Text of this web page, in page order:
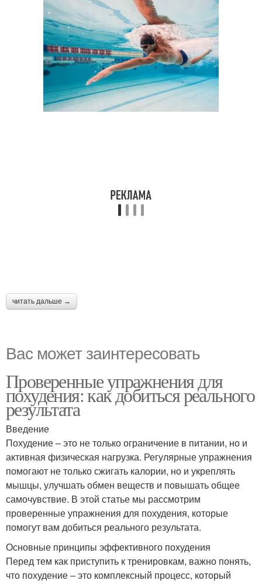
читать дальше →
Вас может заинтересовать
Проверенные упражнения для
похудения: как добиться реального
результата
Введение
Похудение – это не только ограничение в питании, но и
активная физическая нагрузка. Регулярные упражнения
помогают не только сжигать калории, но и укреплять
мышцы, улучшать обмен веществ и повышать общее
самочувствие. В этой статье мы рассмотрим
проверенные упражнения для похудения, которые
помогут вам добиться реального результата.
Основные принципы эффективного похудения
Перед тем как приступить к тренировкам, важно понять,
что похудение – это комплексный процесс, который